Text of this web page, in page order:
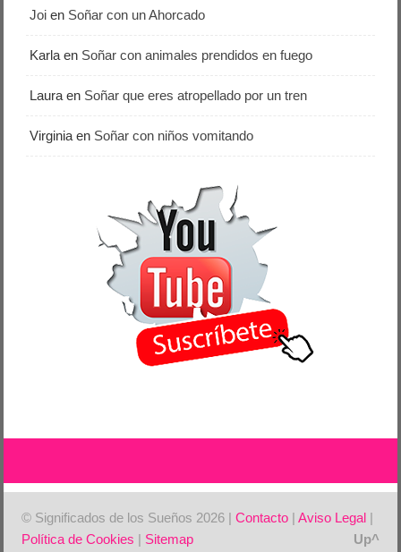
Joi en Soñar con un Ahorcado
Karla en Soñar con animales prendidos en fuego
Laura en Soñar que eres atropellado por un tren
Virginia en Soñar con niños vomitando
© Significados de los Sueños 2026 |Contacto |Aviso Legal |
Política de Cookies | Sitemap